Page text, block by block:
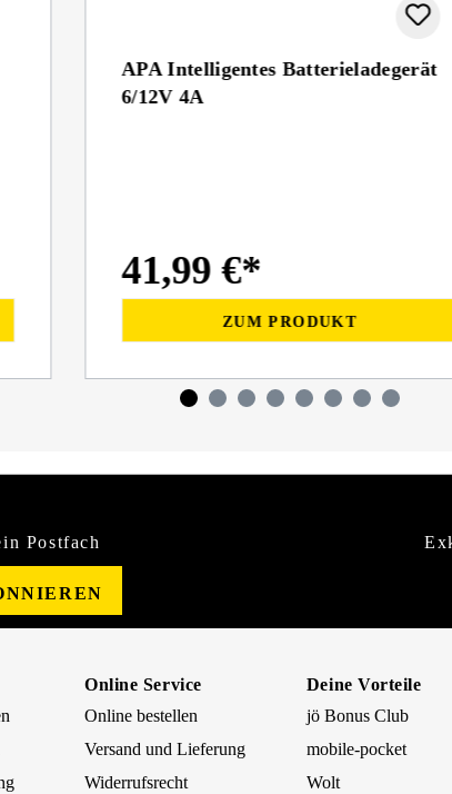
APA Intelligentes Batterieladegerät
6/12V 4A
41,99 €*
ZUM PRODUKT
Postfach
Online Service
Online bestellen
Versand und Lieferung
Widerrufsrecht
Deine Vorteile
jö Bonus Club
mobile-pocket
Wolt